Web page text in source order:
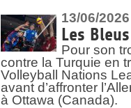
13/06/2026
Les
Pour son
contre la Turquie en
Volleyball Nations
avant d’affronter
à Ottawa (Canada).